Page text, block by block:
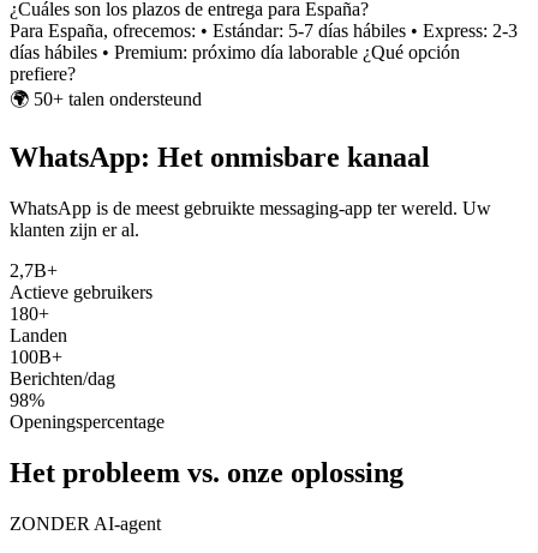
¿Cuáles son los plazos de entrega para España?
Para España, ofrecemos: • Estándar: 5-7 días hábiles • Express: 2-3
días hábiles • Premium: próximo día laborable ¿Qué opción
prefiere?
🌍 50+ talen ondersteund
WhatsApp: Het onmisbare kanaal
WhatsApp is de meest gebruikte messaging-app ter wereld. Uw
klanten zijn er al.
2,7B+
Actieve gebruikers
180+
Landen
100B+
Berichten/dag
98%
Openingspercentage
Het probleem vs. onze oplossing
ZONDER AI-agent